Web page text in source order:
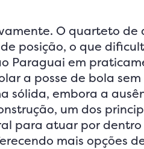
O quarteto
posição, o que
Paraguai em
a posse de bola
sólida, embora a
um dos
para atuar por
mais opções